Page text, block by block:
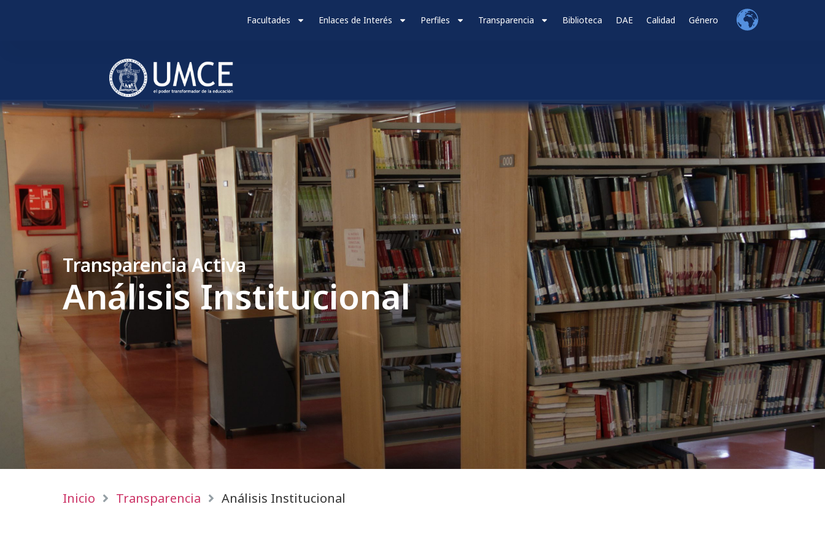
Facultades Enlaces de Interés Perfiles Transparencia Biblioteca DAE Calidad Género
Transparencia Activa
Análisis Institucional
Inicio Transparencia Análisis Institucional